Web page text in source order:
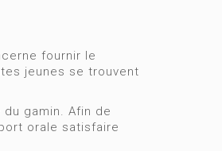
fournir le
jeunes se trouvent
gamin. Afin de
orale satisfaire